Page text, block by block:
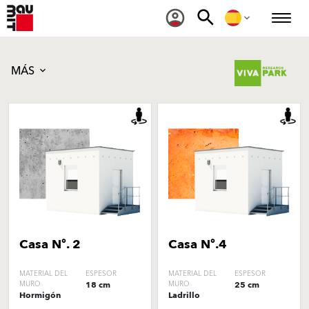
MÁS
Casa Nº. 2
MATERIAL DEL
MURO
Hormigón
ESPESOR
18 cm
Casa Nº.4
MATERIAL DEL
MURO
Ladrillo
ESPESOR
25 cm